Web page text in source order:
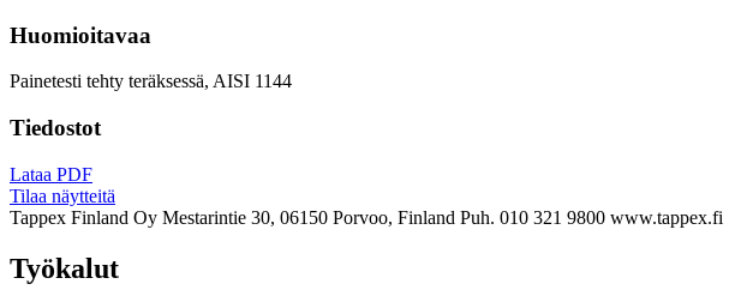
Huomioitavaa
Painetesti tehty teräksessä, AISI 1144
Tiedostot
Lataa PDF
Tilaa näytteitä
Tappex Finland Oy Mestarintie 30, 06150 Porvoo, Finland Puh. 010 321 9800 www.tappex.fi
Työkalut